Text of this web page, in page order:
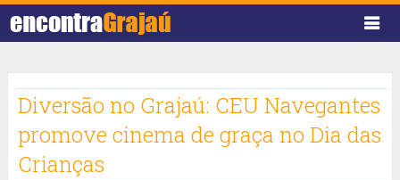
Diversão no Grajaú: CEU Navegantes
promove cinema de graça no Dia das
Crianças